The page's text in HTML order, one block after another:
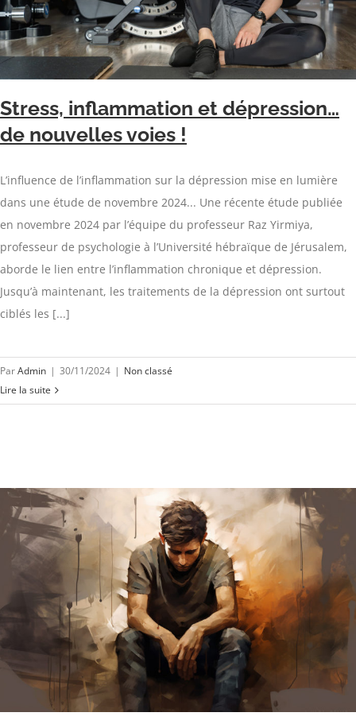
Stress, inflammation et dépression…
de nouvelles voies !
L’influence de l’inflammation sur la dépression mise en lumière
dans une étude de novembre 2024... Une récente étude publiée
en novembre 2024 par l’équipe du professeur Raz Yirmiya,
professeur de psychologie à l’Université hébraïque de Jérusalem,
aborde le lien entre l’inflammation chronique et dépression.
Jusqu’à maintenant, les traitements de la dépression ont surtout
ciblés les [...]
ParAdmin | 30/11/2024 | Non classé
Lire la suite